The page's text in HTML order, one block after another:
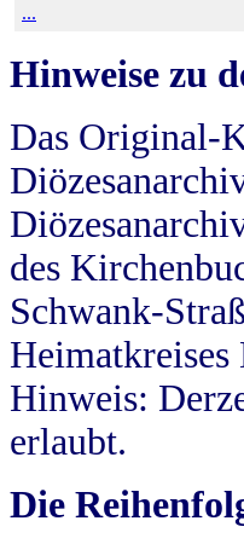
...
Hinweise zu
Das Original-
des
Schwank-
Hinweis:
erlaubt.
Die